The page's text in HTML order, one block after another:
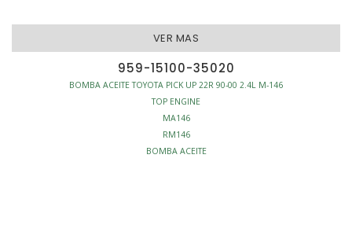
VER MAS
959-15100-35020
BOMBA ACEITE TOYOTA PICK UP 22R 90-00 2.4L M-146
TOP ENGINE
MA146
RM146
BOMBA ACEITE